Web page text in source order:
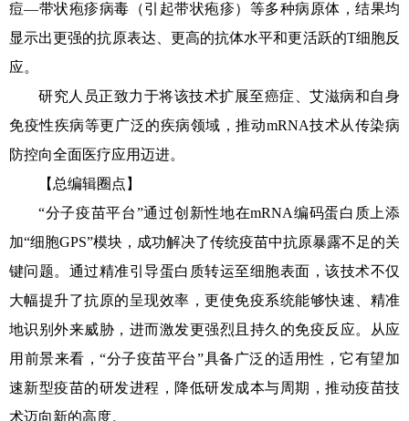
痘—带状疱疹病毒（引起带状疱疹）等多种病原体，结果均
显示出更强的抗原表达、更高的抗体水平和更活跃的T细胞反
应。
研究人员正致力于将该技术扩展至癌症、艾滋病和自身
免疫性疾病等更广泛的疾病领域，推动mRNA技术从传染病
防控向全面医疗应用迈进。
【总编辑圈点】
“分子疫苗平台”通过创新性地在mRNA编码蛋白质上添
加“细胞GPS”模块，成功解决了传统疫苗中抗原暴露不足的关
键问题。通过精准引导蛋白质转运至细胞表面，该技术不仅
大幅提升了抗原的呈现效率，更使免疫系统能够快速、精准
地识别外来威胁，进而激发更强烈且持久的免疫反应。从应
用前景来看，“分子疫苗平台”具备广泛的适用性，它有望加
速新型疫苗的研发进程，降低研发成本与周期，推动疫苗技
术迈向新的高度。